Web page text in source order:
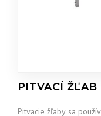
PITVACÍ ŽĽAB
Pitvacie žľaby sa